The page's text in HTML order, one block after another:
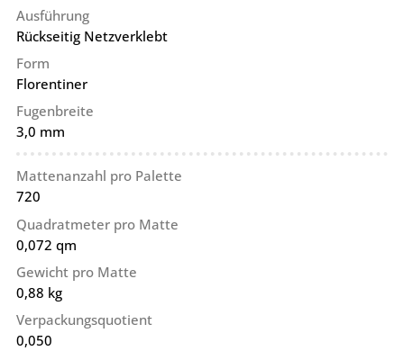
Ausführung
Rückseitig Netzverklebt
Form
Florentiner
Fugenbreite
3,0 mm
Mattenanzahl pro Palette
720
Quadratmeter pro Matte
0,072 qm
Gewicht pro Matte
0,88 kg
Verpackungsquotient
0,050